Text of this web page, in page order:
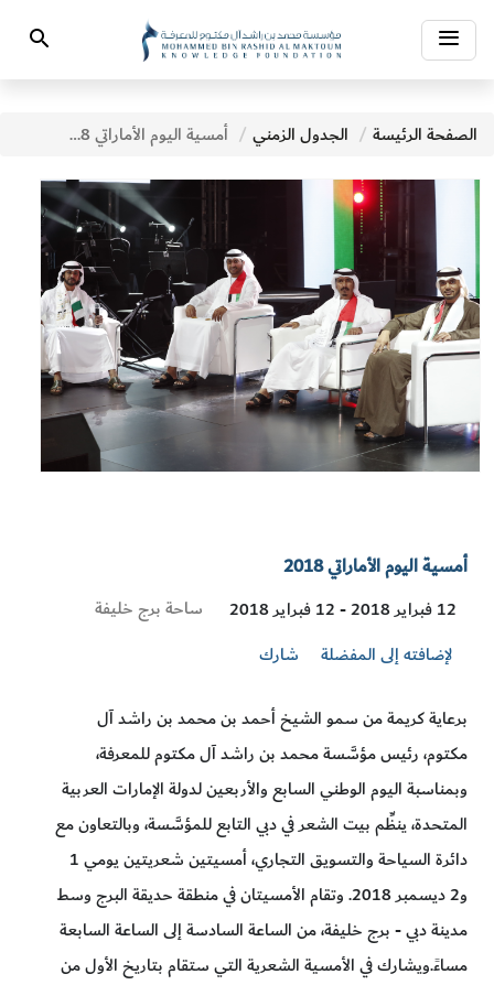
Toggle
navigation
Search
الصفحة الرئيسة الجدول الزمني أمسية اليوم الأماراتي 2018
أمسية اليوم الأماراتي 2018
12 فبراير 2018 - 12 فبراير 2018
Visit
ساحة برج خليفة
لإضافته إلى المفضلة
شارك
برعاية كريمة من سمو الشيخ أحمد بن محمد بن راشد آل
مكتوم، رئيس مؤسَّسة محمد بن راشد آل مكتوم للمعرفة،
وبمناسبة اليوم الوطني السابع والأربعين لدولة الإمارات العربية
المتحدة، ينظِّم بيت الشعر في دبي التابع للمؤسَّسة، وبالتعاون مع
دائرة السياحة والتسويق التجاري، أمسيتين شعريتين يومي 1
و2 ديسمبر 2018. وتقام الأمسيتان في منطقة حديقة البرج وسط
مدينة دبي - برج خليفة، من الساعة السادسة إلى الساعة السابعة
مساءً.ويشارك في الأمسية الشعرية التي ستقام بتاريخ الأول من